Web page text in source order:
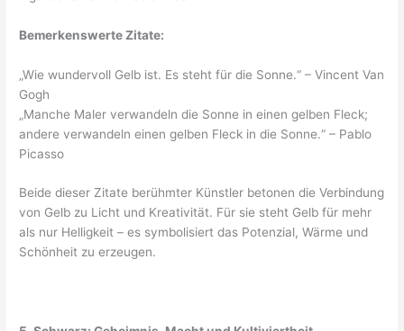
Bemerkenswerte Zitate:
„Wie wundervoll Gelb ist. Es steht für die Sonne.“ – Vincent Van
Gogh
„Manche Maler verwandeln die Sonne in einen gelben Fleck;
andere verwandeln einen gelben Fleck in die Sonne.“ – Pablo
Picasso
Beide dieser Zitate berühmter Künstler betonen die Verbindung
von Gelb zu Licht und Kreativität. Für sie steht Gelb für mehr
als nur Helligkeit – es symbolisiert das Potenzial, Wärme und
Schönheit zu erzeugen.